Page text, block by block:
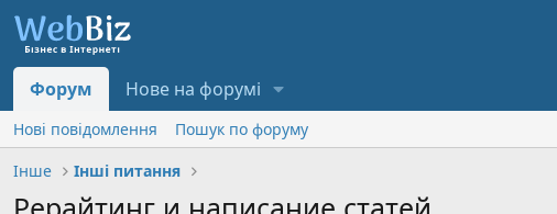
Форум Нове на форумі
Нові повідомлення
Пошук по форуму
Інше
Інші питання